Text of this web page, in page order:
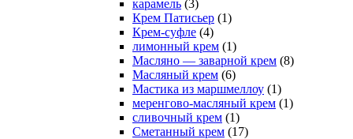
карамель (3)
Крем Патисьер (1)
Крем-суфле (4)
лимонный крем (1)
Масляно — заварной крем (8)
Масляный крем (6)
Мастика из маршмеллоу (1)
меренгово-масляный крем (1)
сливочный крем (1)
Сметанный крем (17)